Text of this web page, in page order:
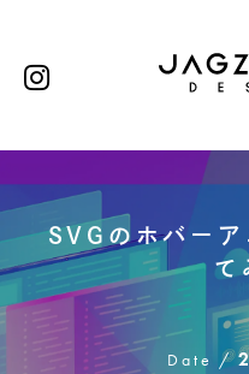
SVGのホバー
て
Date /